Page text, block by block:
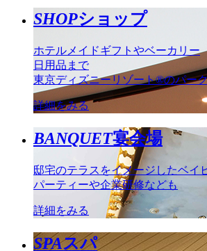
SHOPショップ
ホテルメイドギフトやベーカリー
日用品まで
東京ディズニーリゾート®のパー
詳細をみる
BANQUET宴会場
邸宅のテラスをイメージしたベイ
パーティーや企業研修なども
詳細をみる
SPAスパ